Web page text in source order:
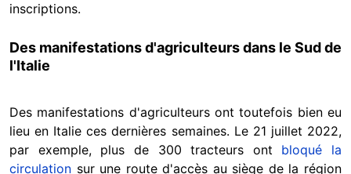
inscriptions.
Des manifestations d'agriculteurs dans le Sud de
l'Italie
Des manifestations d'agriculteurs ont toutefois bien eu
lieu en Italie ces dernières semaines. Le 21 juillet 2022,
par exemple, plus de 300 tracteurs ont bloqué la
circulation sur une route d'accès au siège de la région